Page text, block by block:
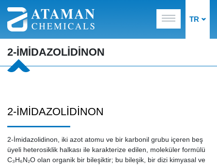
TR
2-İMİDAZOLİDİNON
2-İMİDAZOLİDİNON
2-İmidazolidinon, iki azot atomu ve bir karbonil grubu içeren beş
üyeli heterosiklik halkası ile karakterize edilen, moleküler formülü
C₃H₆N₂O olan organik bir bileşiktir; bu bileşik, bir dizi kimyasal ve